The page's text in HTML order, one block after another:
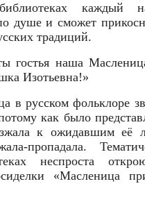
каждый
душе и сможет
традиций.
гостья наша
Изотьевна!»
в русском фольклоре
как было
к ожидавшим её
пропадала.
неспроста
«Масленица